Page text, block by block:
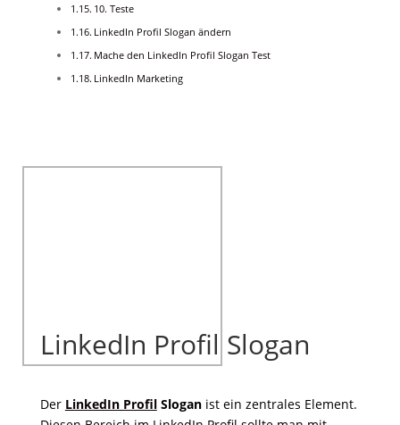
10. Teste
LinkedIn Profil Slogan ändern
Mache den LinkedIn Profil Slogan Test
LinkedIn Marketing
LinkedIn Profil Slogan
Der LinkedIn ProfilSloganist ein zentrales Element.